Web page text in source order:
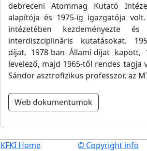
debreceni Atommag Kutató
alapítója és 1975-ig igazgatója
intézetében kezdeményezte
interdiszciplináris kutatásokat.
díjat, 1978-ban Állami-díjat kapott,
levelező, majd 1965-től rendes tagja
Sándor asztrofizikus professzor, az
Web dokumentumok
KFKI Home
© Copyright info